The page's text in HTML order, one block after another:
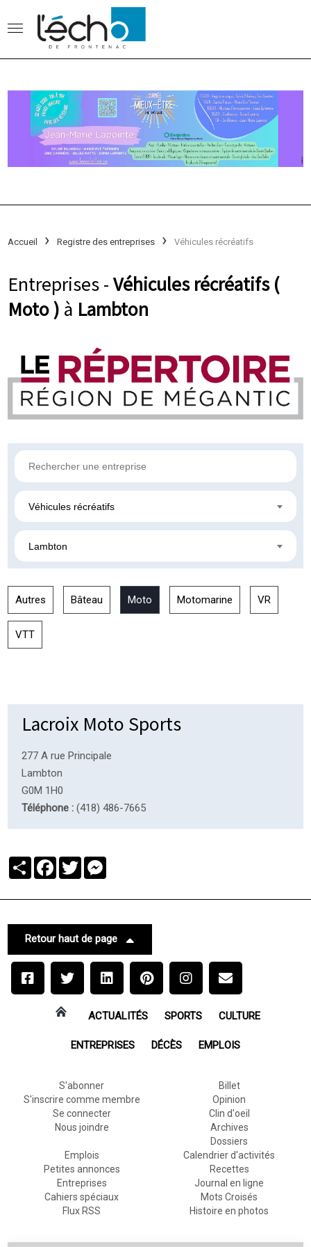
Accueil Registre des entreprises Véhicules récréatifs
Entreprises -Véhicules récréatifs (
Moto ) à Lambton
Véhicules récréatifs
Lambton
Autres Bâteau Moto Motomarine VR
VTT
Lacroix Moto Sports
277 A rue Principale
Lambton
G0M 1H0
Téléphone : (418) 486-7665
PartagerFacebook
Twitter
Retour haut de page
ACTUALITÉS SPORTS CULTURE
ENTREPRISES DÉCÈS EMPLOIS
S'abonner
S'inscrire comme membre
Se connecter
Nous joindre
Billet
Opinion
Clin d'oeil
Archives
Dossiers
Emplois
Petites annonces
Entreprises
Cahiers spéciaux
Flux RSS
Calendrier d'activités
Recettes
Journal en ligne
Mots Croisés
Histoire en photos